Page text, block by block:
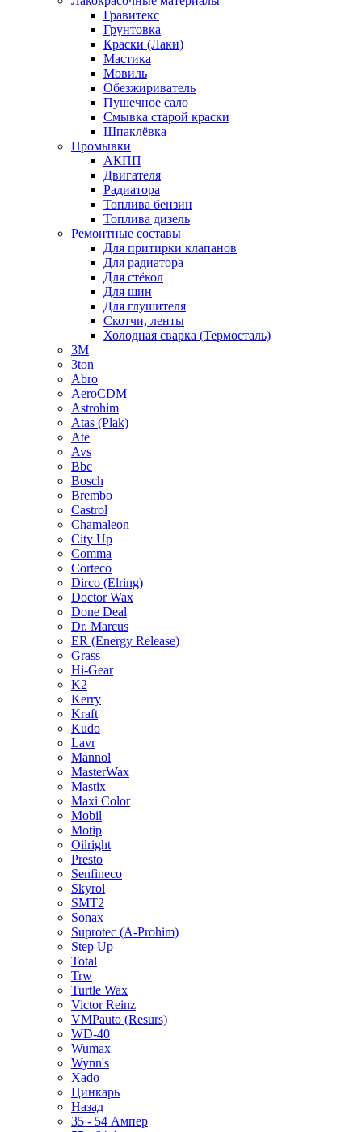
Гравитекс
Грунтовка
Краски (Лаки)
Мастика
Мовиль
Обезжириватель
Пушечное сало
Смывка старой краски
Шпаклёвка
Промывки
АКПП
Двигателя
Радиатора
Топлива бензин
Топлива дизель
Ремонтные составы
Для притирки клапанов
Для радиатора
Для стёкол
Для шин
Для глушителя
Скотчи, ленты
Холодная сварка (Термосталь)
3M
3ton
Abro
AeroCDM
Astrohim
Atas (Plak)
Ate
Avs
Bbc
Bosch
Brembo
Castrol
Chamaleon
City Up
Comma
Corteco
Dirco (Elring)
Doctor Wax
Done Deal
Dr. Marcus
ER (Energy Release)
Grass
Hi-Gear
K2
Kerry
Kraft
Kudo
Lavr
Mannol
MasterWax
Mastix
Maxi Color
Mobil
Motip
Oilright
Presto
Senfineco
Skyrol
SMT2
Sonax
Suprotec (A-Prohim)
Step Up
Total
Trw
Turtle Wax
Victor Reinz
VMPauto (Resurs)
WD-40
Wumax
Wynn's
Xado
Цинкарь
Назад
35 - 54 Ампер